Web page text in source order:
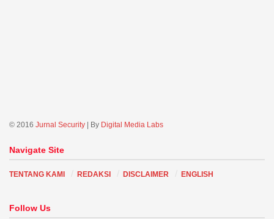
© 2016 Jurnal Security | By Digital Media Labs
Navigate Site
TENTANG KAMI REDAKSI DISCLAIMER ENGLISH
Follow Us